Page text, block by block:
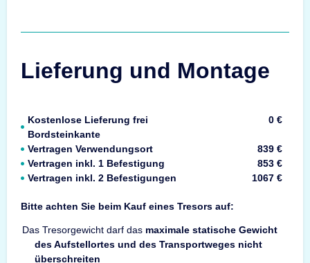
Lieferung und Montage
Kostenlose Lieferung frei
Bordsteinkante
0 €
Vertragen Verwendungsort
839 €
Vertragen inkl. 1 Befestigung
853 €
Vertragen inkl. 2 Befestigungen
1067 €
Bitte achten Sie beim Kauf eines Tresors auf:
Das Tresorgewicht darf das maximale statische Gewicht
des Aufstellortes und des Transportweges nicht
überschreiten